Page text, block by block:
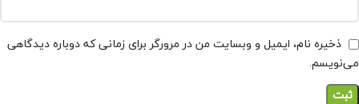
ذخیره نام، ایمیل و وبسایت من در مرورگر برای زمانی که دوباره دیدگاهی
می‌نویسم.